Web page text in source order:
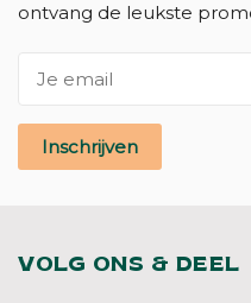
ontvang de leukste
Inschrijven
VOLG ONS & DEEL